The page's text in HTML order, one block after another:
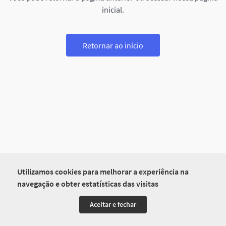
Utilizamos cookies para melhorar a experiência na
navegação e obter estatísticas das visitas
Aceitar e fechar
inicial.
Retornar ao início